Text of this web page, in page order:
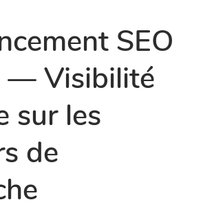
SEO
— Visibilité
sur les
de